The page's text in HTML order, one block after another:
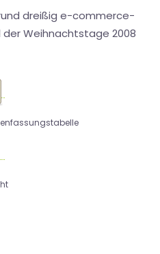
dreißig e-commerce-
Weihnachtstage 2008